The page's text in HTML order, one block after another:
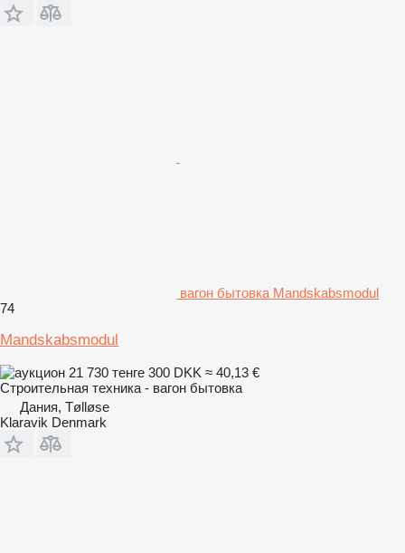
вагон бытовка Mandskabsmodul
74
Mandskabsmodul
21 730 тенге 300 DKK ≈ 40,13 €
Строительная техника - вагон бытовка
Дания, Tølløse
Klaravik Denmark